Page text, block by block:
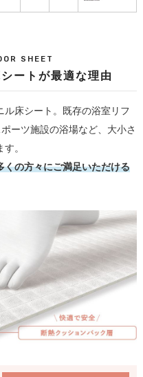
SHEET
ートが最適な理由
床シート。既存の浴室リフ
ーツ施設の浴場など、大小さ
。
くの方々にご満足いただける